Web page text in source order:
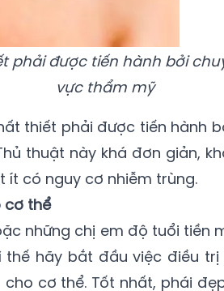
phải được tiến hành bởi
vực thẩm mỹ
thiết phải được tiến hành
thuật này khá đơn giản,
ít có nguy cơ nhiễm trùng.
cơ thể
những chị em độ tuổi tiền
hãy bắt đầu việc điều
cơ thể. Tốt nhất, phái